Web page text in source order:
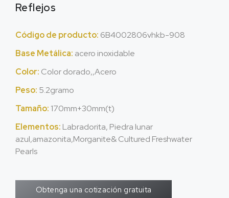
Reflejos
Código de producto: 6B4002806vhkb-908
Base Metálica: acero inoxidable
Color: Color dorado,,Acero
Peso: 5.2gramo
Tamaño: 170mm+30mm(t)
Elementos: Labradorita, Piedra lunar
azul,amazonita,Morganite& Cultured Freshwater
Pearls
Obtenga una cotización gratuita